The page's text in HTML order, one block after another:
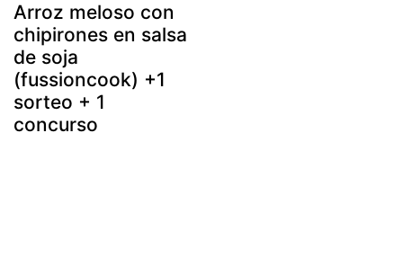
Arroz meloso con
chipirones en salsa
de soja
(fussioncook) +1
sorteo + 1
concurso